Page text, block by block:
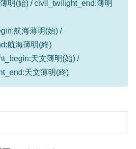
明(始) / civil_twilight_end:薄明
航海薄明(始) /
航海薄明(終)
天文薄明(始) /
天文薄明(終)